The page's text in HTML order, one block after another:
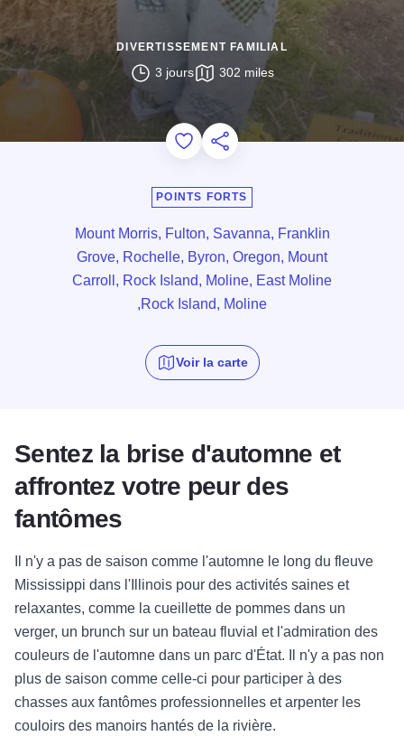
DIVERTISSEMENT FAMILIAL
3 jours 302 miles
Add to Favorites
Partager cette page
POINTS FORTS
Mount Morris, Fulton, Savanna, Franklin
Grove, Rochelle, Byron, Oregon, Mount
Carroll, Rock Island, Moline, East Moline
,Rock Island, Moline
Voir la carte
Sentez la brise d'automne et
affrontez votre peur des
fantômes
Il n'y a pas de saison comme l'automne le long du fleuve
Mississippi dans l'Illinois pour des activités saines et
relaxantes, comme la cueillette de pommes dans un
verger, un brunch sur un bateau fluvial et l'admiration des
couleurs de l'automne dans un parc d'État. Il n'y a pas non
plus de saison comme celle-ci pour participer à des
chasses aux fantômes professionnelles et arpenter les
couloirs des manoirs hantés de la rivière.